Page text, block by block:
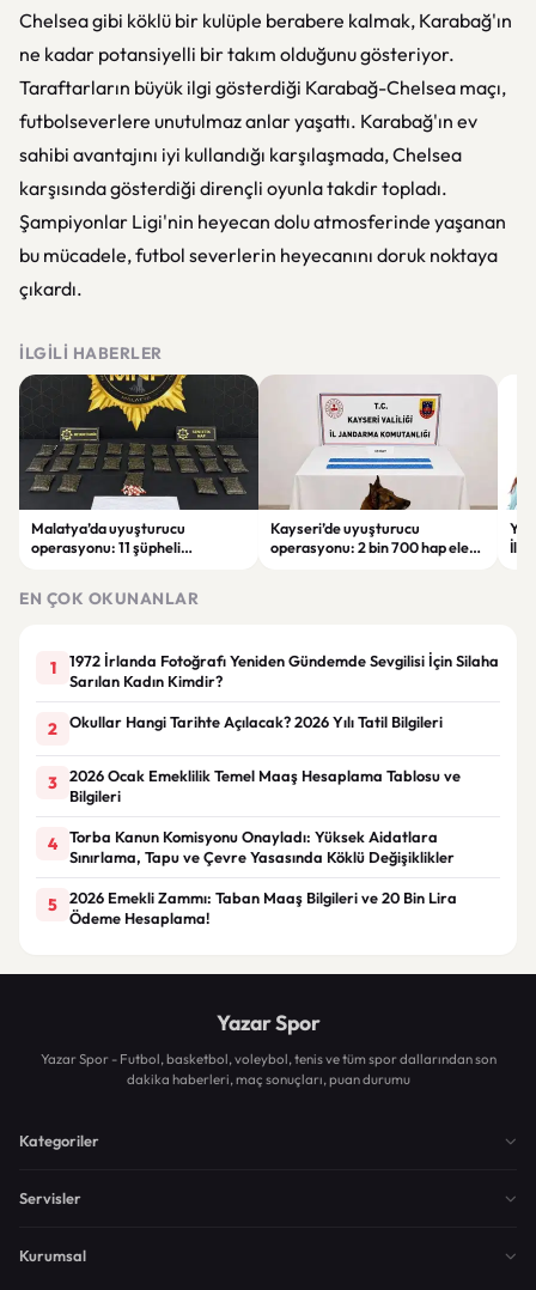
Chelsea gibi köklü bir kulüple berabere kalmak, Karabağ'ın
ne kadar potansiyelli bir takım olduğunu gösteriyor.
Taraftarların büyük ilgi gösterdiği Karabağ-Chelsea maçı,
futbolseverlere unutulmaz anlar yaşattı. Karabağ'ın ev
sahibi avantajını iyi kullandığı karşılaşmada, Chelsea
karşısında gösterdiği dirençli oyunla takdir topladı.
Şampiyonlar Ligi'nin heyecan dolu atmosferinde yaşanan
bu mücadele, futbol severlerin heyecanını doruk noktaya
çıkardı.
İLGILI HABERLER
Malatya’da uyuşturucu
operasyonu: 11 şüpheli
Kayseri’de uyuşturucu
operasyonu: 2 bin 700 hap ele
EN ÇOK OKUNANLAR
1
1972 İrlanda Fotoğrafı Yeniden Gündemde Sevgilisi İçin Silaha
Sarılan Kadın Kimdir?
2 Okullar Hangi Tarihte Açılacak? 2026 Yılı Tatil Bilgileri
3
2026 Ocak Emeklilik Temel Maaş Hesaplama Tablosu ve
Bilgileri
4
Torba Kanun Komisyonu Onayladı: Yüksek Aidatlara
Sınırlama, Tapu ve Çevre Yasasında Köklü Değişiklikler
5
2026 Emekli Zammı: Taban Maaş Bilgileri ve 20 Bin Lira
Ödeme Hesaplama!
Yazar Spor
Yazar Spor - Futbol, basketbol, voleybol, tenis ve tüm spor dallarından son
dakika haberleri, maç sonuçları, puan durumu
Kategoriler
Servisler
Kurumsal